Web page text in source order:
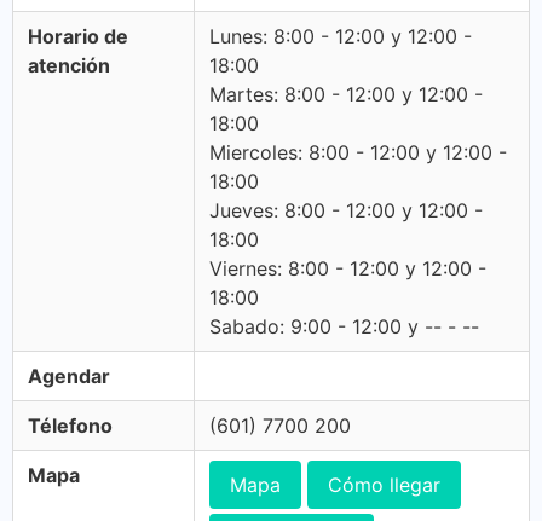
Horario de
atención
Lunes: 8:00 - 12:00 y 12:00 -
18:00
Martes: 8:00 - 12:00 y 12:00 -
18:00
Miercoles: 8:00 - 12:00 y 12:00 -
18:00
Jueves: 8:00 - 12:00 y 12:00 -
18:00
Viernes: 8:00 - 12:00 y 12:00 -
18:00
Sabado: 9:00 - 12:00 y -- - --
Agendar
Télefono (601) 7700 200
Mapa Mapa Cómo llegar